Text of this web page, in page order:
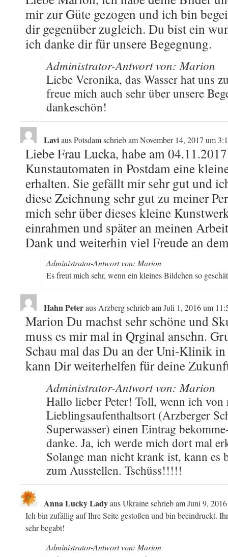
mir zur Güte gezogen und ich bin
dir gegenüber zugleich. Du bist ein
ich danke dir für unsere Begegnung.
Administrator-Antwort von: Marion
Liebe Veronika, das Wasser hat uns
freue mich auch sehr über unsere
dankeschön!
LaviausPotsdamschrieb amNovember 14, 2017 um
Liebe Frau Lucka, habe am
Kunstautomaten in Postdam eine
erhalten. Sie gefällt mir sehr gut und
diese Zeichnung sehr gut zu meiner
mich sehr über dieses kleine
einrahmen und später an meinen
Dank und weiterhin viel Freude an
Administrator-Antwort von: Marion
Es freut mich sehr, wenn ein kleines Bildchen so
Hahn Peteraus Arzbergschrieb amJuli 1, 2016um
Marion Du machst sehr schöne und
muss es mir mal in Qrginal ansehn.
Schau mal das Du an der Uni-Klinik
kann Dir weiterhelfen für deine
Administrator-Antwort von: Marion
Hallo lieber Peter! Toll, wenn ich von
Lieblingsaufenthaltsort (Arzberger
Superwasser) einen Eintrag
danke. Ja, ich werde mich dort mal
Solange man nicht krank ist, kann es
zum Ausstellen. Tschüss!!!!!
Anna Lucky LadyausUkraineschrieb amJuni 9, 2016
Ich bin zufällig auf Ihre Seite gestoßen und bin beeindruckt.
sehr begabt!
Administrator-Antwort von: Marion